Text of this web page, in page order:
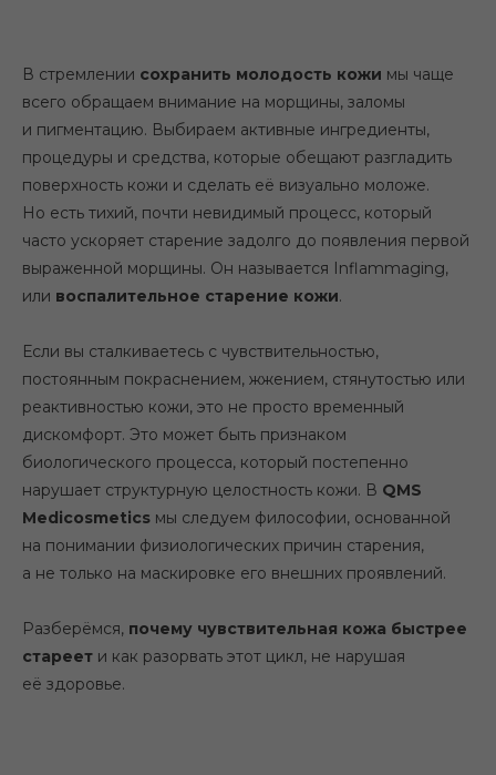
В стремлении сохранить молодость кожи мы чаще
всего обращаем внимание на морщины, заломы
и пигментацию. Выбираем активные ингредиенты,
процедуры и средства, которые обещают разгладить
поверхность кожи и сделать её визуально моложе.
Но есть тихий, почти невидимый процесс, который
часто ускоряет старение задолго до появления первой
выраженной морщины. Он называется Inflammaging,
или воспалительное старение кожи.
Если вы сталкиваетесь с чувствительностью,
постоянным покраснением, жжением, стянутостью или
реактивностью кожи, это не просто временный
дискомфорт. Это может быть признаком
биологического процесса, который постепенно
нарушает структурную целостность кожи. В QMS
Medicosmetics мы следуем философии, основанной
на понимании физиологических причин старения,
а не только на маскировке его внешних проявлений.
Разберёмся, почему чувствительная кожа быстрее
стареет и как разорвать этот цикл, не нарушая
её здоровье.